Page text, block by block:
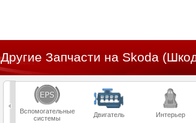
Другие Запчасти на Skoda
Вспомогательные
системы
Двигатель Интерьер